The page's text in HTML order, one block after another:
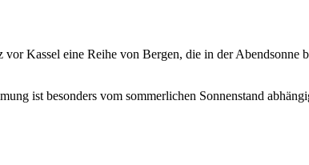
Kassel eine Reihe von Bergen, die in der
ist besonders vom sommerlichen Sonnenstand